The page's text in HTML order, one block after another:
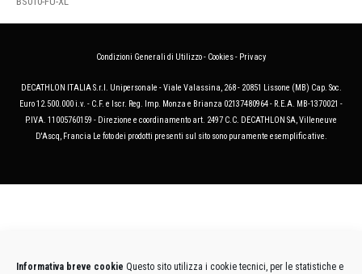
Informativa breve cookie Questo sito utilizza i cookie tecnici, per le statistiche e
Condizioni Generali di Utilizzo- Cookies- Privacy
DECATHLON ITALIA S.r.l. Unipersonale - Viale Valassina, 268 - 20851 Lissone (MB) Cap. Soc.
Euro 12.500.000 i.v. - C.F. e Iscr. Reg. Imp. Monza e Brianza 02137480964 - R.E.A. MB-1370021 -
P.IVA. 11005760159 - Direzione e coordinamento art. 2497 C.C. DECATHLON SA, Villeneuve
D'Ascq, Francia Le foto dei prodotti presenti sul sito sono puramente esemplificative.